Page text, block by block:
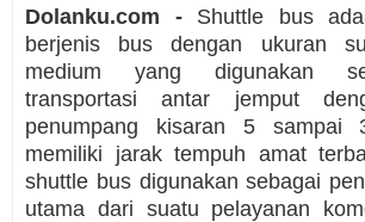
Dolanku.com -Shuttle bus
berjenis bus dengan ukuran
medium yang digunakan
transportasi antar jemput
penumpang kisaran 5 sampai
memiliki jarak tempuh amat
shuttle bus digunakan sebagai
utama dari suatu pelayanan